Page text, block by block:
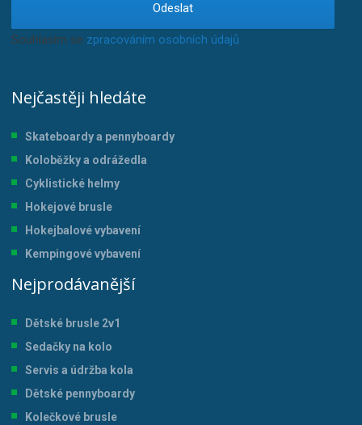
Odeslat
Souhlasím se zpracováním osobních údajů.
Nejčastěji hledáte
Skateboardy a pennyboardy
Koloběžky a odrážedla
Cyklistické helmy
Hokejové brusle
Hokejbalové vybavení
Kempingové vybavení
Nejprodávanější
Dětské brusle 2v1
Sedačky na kolo
Servis a údržba kola
Dětské pennyboardy
Kolečkové brusle